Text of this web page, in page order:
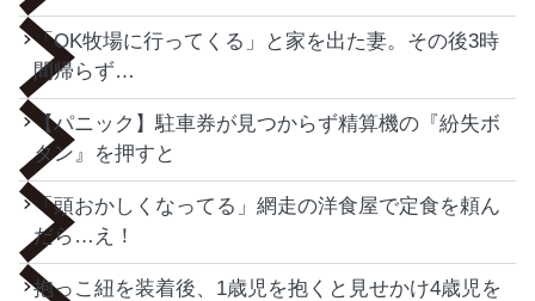
「OK牧場に行ってくる」と家を出た妻。その後3時
間帰らず…
【パニック】駐車券が見つからず精算機の『紛失ボ
タン』を押すと
「頭おかしくなってる」網走の洋食屋で定食を頼ん
だら…え！
抱っこ紐を装着後、1歳児を抱くと見せかけ4歳児を